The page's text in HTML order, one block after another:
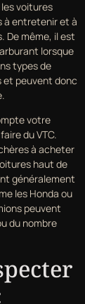
voitures
à entretenir et à
De même, il est
lorsque
types de
et peuvent donc
votre
du VTC.
à acheter
haut de
généralement
les Honda ou
peuvent
du nombre